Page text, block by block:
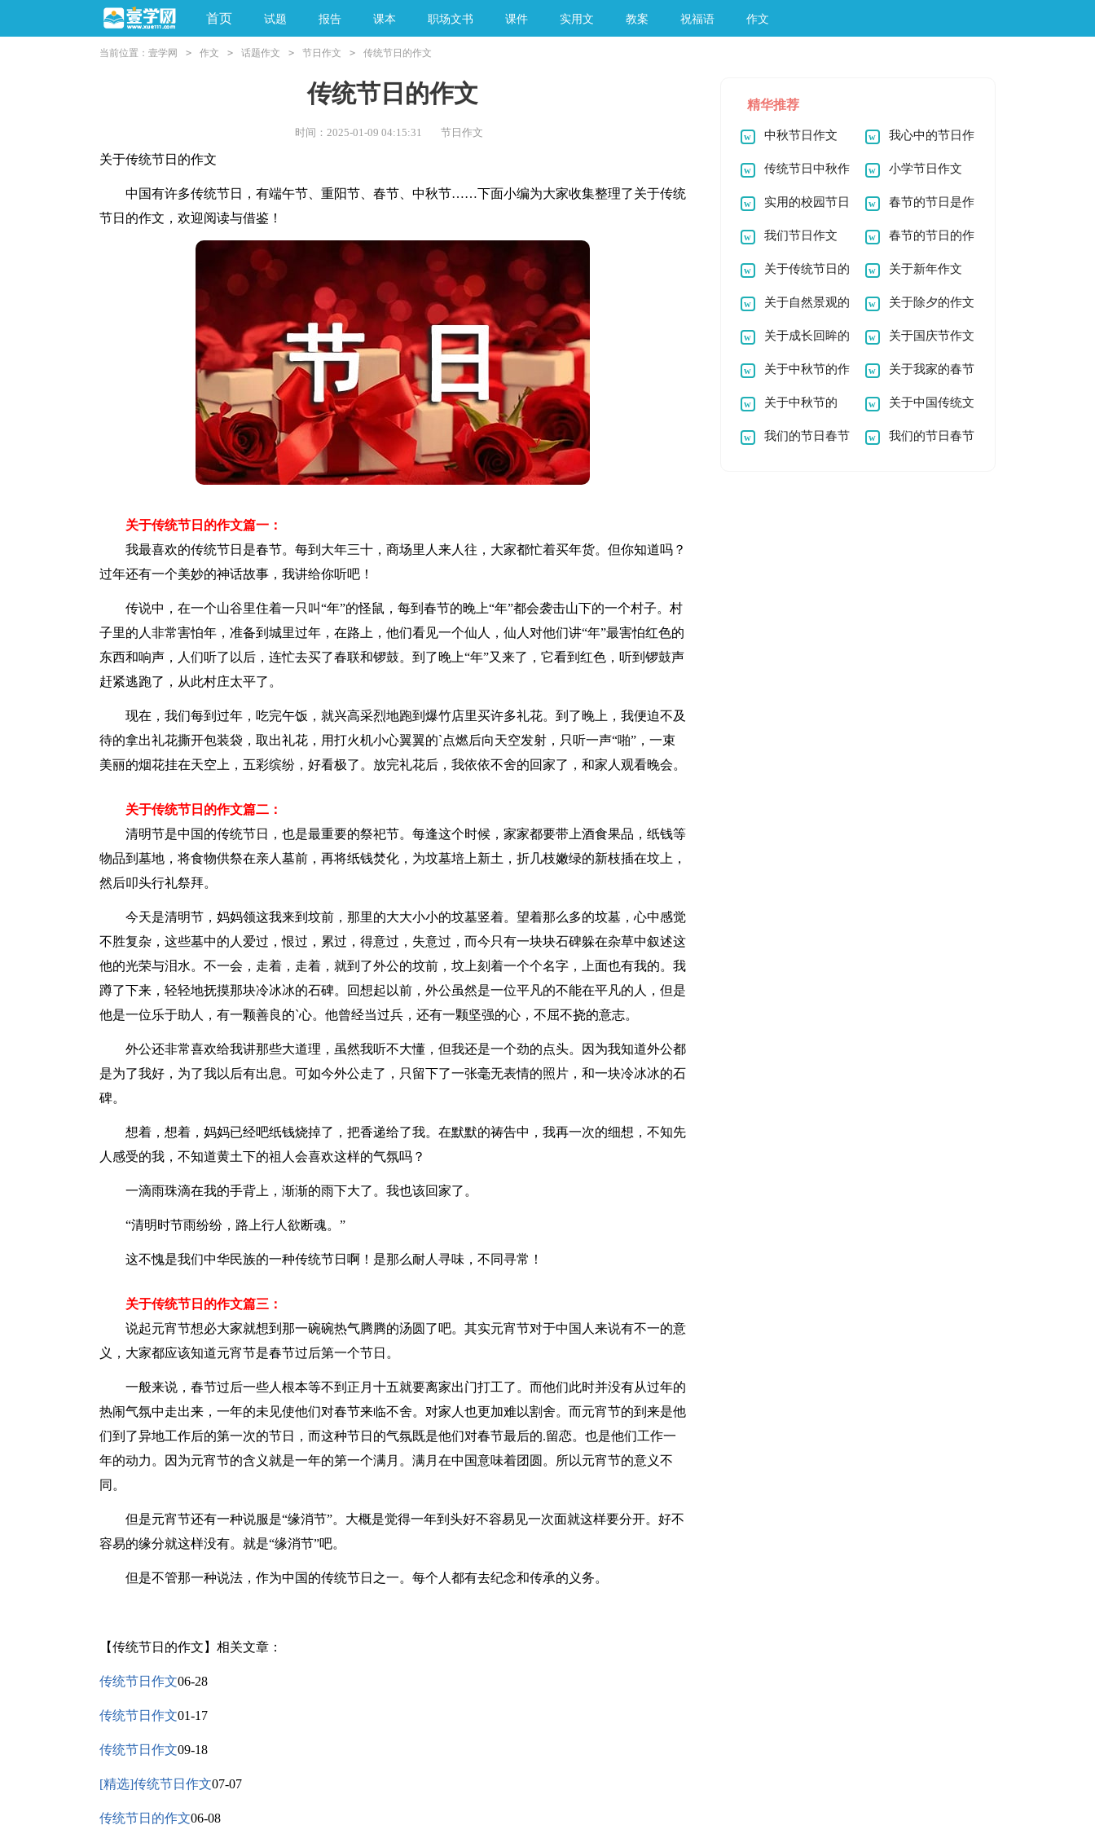
首页 试题 报告 课本 职场文书 课件 实用文 教案 祝福语 作文
阅读理解 亲子教育 手工素材
当前位置： 壹学网 > 作文 > 话题作文 > 节日作文 > 传统节日的作文
传统节日的作文
时间：2025-01-09 04:15:31 节日作文
关于传统节日的作文
中国有许多传统节日，有端午节、重阳节、春节、中秋节……下面小编为大家收集整理了关于传统
节日的作文，欢迎阅读与借鉴！
关于传统节日的作文篇一：
我最喜欢的传统节日是春节。每到大年三十，商场里人来人往，大家都忙着买年货。但你知道吗？
过年还有一个美妙的神话故事，我讲给你听吧！
传说中，在一个山谷里住着一只叫“年”的怪鼠，每到春节的晚上“年”都会袭击山下的一个村子。村
子里的人非常害怕年，准备到城里过年，在路上，他们看见一个仙人，仙人对他们讲“年”最害怕红色的
东西和响声，人们听了以后，连忙去买了春联和锣鼓。到了晚上“年”又来了，它看到红色，听到锣鼓声
赶紧逃跑了，从此村庄太平了。
现在，我们每到过年，吃完午饭，就兴高采烈地跑到爆竹店里买许多礼花。到了晚上，我便迫不及
待的拿出礼花撕开包装袋，取出礼花，用打火机小心翼翼的`点燃后向天空发射，只听一声“啪”，一束
美丽的烟花挂在天空上，五彩缤纷，好看极了。放完礼花后，我依依不舍的回家了，和家人观看晚会。
关于传统节日的作文篇二：
清明节是中国的传统节日，也是最重要的祭祀节。每逢这个时候，家家都要带上酒食果品，纸钱等
物品到墓地，将食物供祭在亲人墓前，再将纸钱焚化，为坟墓培上新土，折几枝嫩绿的新枝插在坟上，
然后叩头行礼祭拜。
今天是清明节，妈妈领这我来到坟前，那里的大大小小的坟墓竖着。望着那么多的坟墓，心中感觉
不胜复杂，这些墓中的人爱过，恨过，累过，得意过，失意过，而今只有一块块石碑躲在杂草中叙述这
他的光荣与泪水。不一会，走着，走着，就到了外公的坟前，坟上刻着一个个名字，上面也有我的。我
蹲了下来，轻轻地抚摸那块冷冰冰的石碑。回想起以前，外公虽然是一位平凡的不能在平凡的人，但是
他是一位乐于助人，有一颗善良的`心。他曾经当过兵，还有一颗坚强的心，不屈不挠的意志。
外公还非常喜欢给我讲那些大道理，虽然我听不大懂，但我还是一个劲的点头。因为我知道外公都
是为了我好，为了我以后有出息。可如今外公走了，只留下了一张毫无表情的照片，和一块冷冰冰的石
碑。
想着，想着，妈妈已经吧纸钱烧掉了，把香递给了我。在默默的祷告中，我再一次的细想，不知先
人感受的我，不知道黄土下的祖人会喜欢这样的气氛吗？
一滴雨珠滴在我的手背上，渐渐的雨下大了。我也该回家了。
“清明时节雨纷纷，路上行人欲断魂。”
这不愧是我们中华民族的一种传统节日啊！是那么耐人寻味，不同寻常！
关于传统节日的作文篇三：
说起元宵节想必大家就想到那一碗碗热气腾腾的汤圆了吧。其实元宵节对于中国人来说有不一的意
义，大家都应该知道元宵节是春节过后第一个节日。
一般来说，春节过后一些人根本等不到正月十五就要离家出门打工了。而他们此时并没有从过年的
热闹气氛中走出来，一年的未见使他们对春节来临不舍。对家人也更加难以割舍。而元宵节的到来是他
们到了异地工作后的第一次的节日，而这种节日的气氛既是他们对春节最后的.留恋。也是他们工作一
年的动力。因为元宵节的含义就是一年的第一个满月。满月在中国意味着团圆。所以元宵节的意义不
同。
但是元宵节还有一种说服是“缘消节”。大概是觉得一年到头好不容易见一次面就这样要分开。好不
容易的缘分就这样没有。就是“缘消节”吧。
但是不管那一种说法，作为中国的传统节日之一。每个人都有去纪念和传承的义务。
【传统节日的作文】相关文章：
传统节日作文06-28
传统节日作文01-17
传统节日作文09-18
[精选]传统节日作文07-07
传统节日的作文06-08
精华推荐
中秋节日作文 我心中的节日作
文
传统节日中秋作
文
小学节日作文
实用的校园节日
作文
春节的节日是作
文
我们节日作文 春节的节日的作
文
关于传统节日的
作文
关于新年作文
关于自然景观的
作文
关于除夕的作文
500字
关于成长回眸的
作文800字
关于国庆节作文
500字
关于中秋节的作
文300字
关于我家的春节
作文500字
关于中秋节的
600字作文范文
关于中国传统文
化节日的作文
我们的节日春节 我们的节日春节